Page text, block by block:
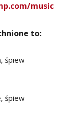
music
to:
śpiew
śpiew